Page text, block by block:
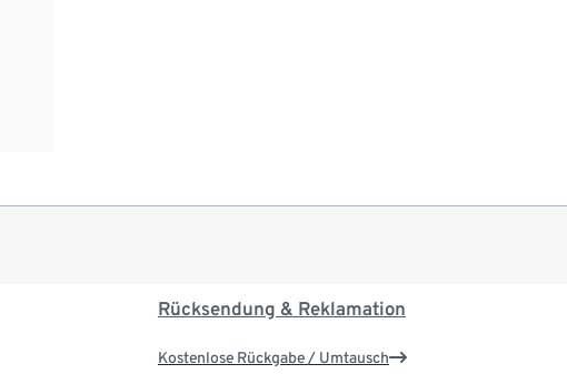
Rücksendung & Reklamation
Kostenlose Rückgabe / Umtausch